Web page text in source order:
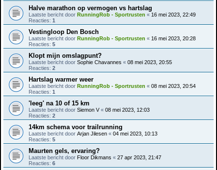
Halve marathon op vermogen vs hartslag
Laatste bericht door RunningRob - Sportrusten « 16 mei 2023, 22:49
Reacties: 1
Vestingloop Den Bosch
Laatste bericht door RunningRob - Sportrusten « 16 mei 2023, 20:28
Reacties: 5
Klopt mijn omslagpunt?
Laatste bericht door Sophie Chavannes « 08 mei 2023, 20:55
Reacties: 2
Hartslag warmer weer
Laatste bericht door RunningRob - Sportrusten « 08 mei 2023, 20:54
Reacties: 1
'leeg' na 10 of 15 km
Laatste bericht door Siemon V« 08 mei 2023, 12:03
Reacties: 2
14km schema voor trailrunning
Laatste bericht door Arjan Jilesen « 04 mei 2023, 10:13
Reacties: 5
Maurten gels, ervaring?
Laatste bericht door Floor Dikmans « 27 apr 2023, 21:47
Reacties: 6